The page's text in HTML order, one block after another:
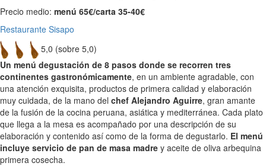
Precio medio: menú 65€/carta 35-40€
Restaurante Sisapo
5,0 (sobre 5,0)
Un menú degustación de 8 pasos donde se recorren tres
continentes gastronómicamente, en un ambiente agradable, con
una atención exquisita, productos de primera calidad y elaboración
muy cuidada, de la mano del chef Alejandro Aguirre, gran amante
de la fusión de la cocina peruana, asiática y mediterránea. Cada plato
que llega a la mesa es acompañado por una descripción de su
elaboración y contenido así como de la forma de degustarlo. El menú
incluye servicio de pan de masa madre y aceite de oliva arbequina
primera cosecha.